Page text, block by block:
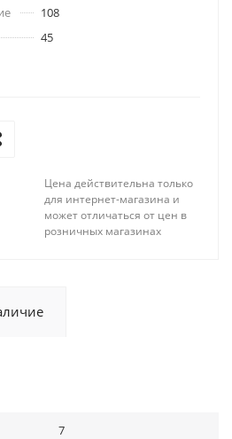
108
45
Цена действительна только
для интернет-магазина и
может отличаться от цен в
розничных магазинах
7